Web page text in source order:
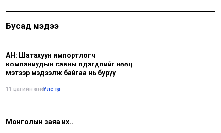
Бусад мэдээ
АН: Шатахуун импортлогч
компаниудын савны үлдэгдлийг нөөц
мэтээр мэдээлж байгаа нь буруу
11 цагийн өмнө•Улс төр
Монголын заяа их...